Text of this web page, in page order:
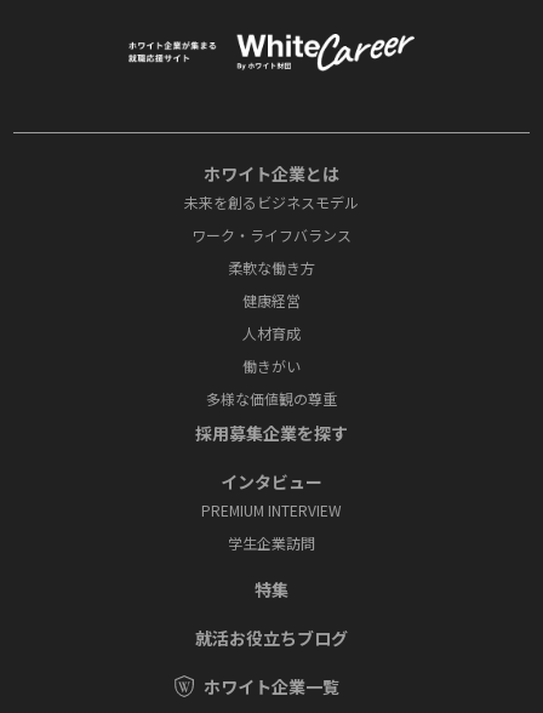
ホワイト企業とは
未来を創るビジネスモデル
ワーク・ライフバランス
柔軟な働き方
健康経営
人材育成
働きがい
多様な価値観の尊重
採⽤募集企業を探す
インタビュー
PREMIUM INTERVIEW
学⽣企業訪問
特集
就活お役⽴ちブログ
ホワイト企業一覧